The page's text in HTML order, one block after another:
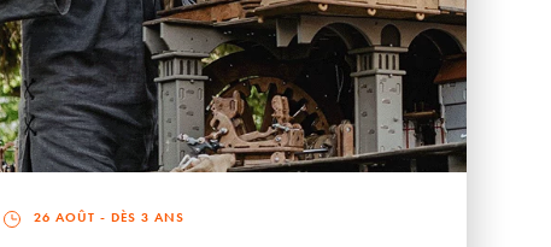
26 AOÛT - DÈS 3 ANS